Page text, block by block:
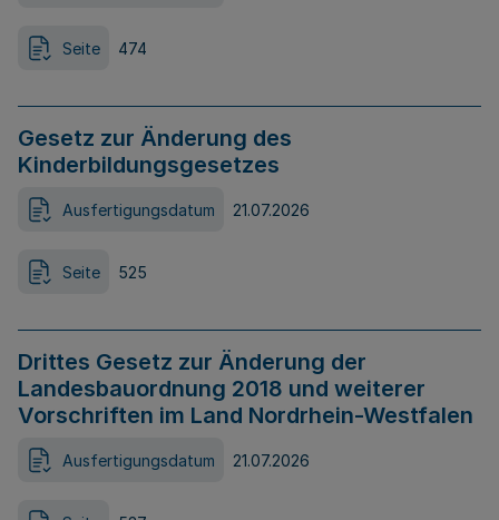
Seite 474
Gesetz zur Änderung des
Kinderbildungsgesetzes
Ausfertigungsdatum 21.07.2026
Seite 525
Drittes Gesetz zur Änderung der
Landesbauordnung 2018 und weiterer
Vorschriften im Land Nordrhein-Westfalen
Ausfertigungsdatum 21.07.2026